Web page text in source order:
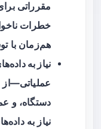
مقرراتی
خطرات
هم‌زمان با
نیاز به
عملیاتی—از
دستگاه، و
نیاز به